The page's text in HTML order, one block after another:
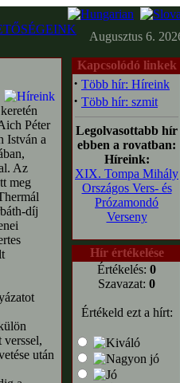
Augusztus 6.
Péter
István a
Az
meg
díj
után
Kapcsolódó linkek
· Több hír: Híreink
· Több hír: szmit
Legolvasottabb hír
ebben a rovatban:
Híreink:
XIX. Tompa Mihály
Országos Vers- és
Prózamondó
Verseny
Hír értékelése
Értékelés: 0
Szavazat: 0
Értékeld ezt a hírt: